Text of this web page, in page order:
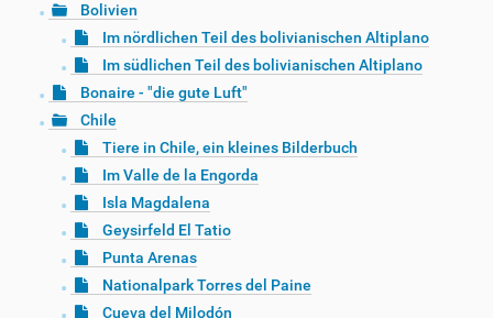
Bolivien
Im nördlichen Teil des bolivianischen Altiplano
Im südlichen Teil des bolivianischen Altiplano
Bonaire - "die gute Luft"
Chile
Tiere in Chile, ein kleines Bilderbuch
Im Valle de la Engorda
Isla Magdalena
Geysirfeld El Tatio
Punta Arenas
Nationalpark Torres del Paine
Cueva del Milodón